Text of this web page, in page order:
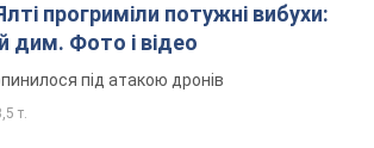
прогриміли потужні вибухи:
дим. Фото і відео
під атакою дронів
т.